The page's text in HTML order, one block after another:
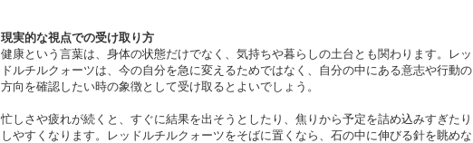
現実的な視点での受け取り方
健康という言葉は、身体の状態だけでなく、気持ちや暮らしの土台とも関わります。レッ
ドルチルクォーツは、今の自分を急に変えるためではなく、自分の中にある意志や行動の
方向を確認したい時の象徴として受け取るとよいでしょう。
忙しさや疲れが続くと、すぐに結果を出そうとしたり、焦りから予定を詰め込みすぎたり
しやすくなります。レッドルチルクォーツをそばに置くなら、石の中に伸びる針を眺めな